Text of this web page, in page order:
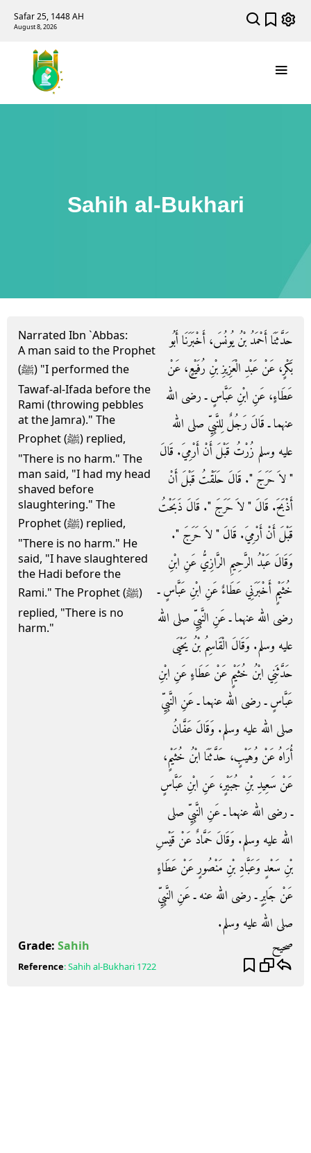
Safar 25, 1448 AH
August 8, 2026
Sahih al-Bukhari
Narrated Ibn `Abbas:
A man said to the Prophet
(ﷺ) "I performed the
Tawaf-al-Ifada before the
Rami (throwing pebbles
at the Jamra)." The
Prophet (ﷺ) replied,
"There is no harm." The
man said, "I had my head
shaved before
slaughtering." The
Prophet (ﷺ) replied,
"There is no harm." He
said, "I have slaughtered
the Hadi before the
Rami." The Prophet (ﷺ)
replied, "There is no
harm."
حَدَّثَنَا أَحْمَدُ بْنُ يُونُسَ، أَخْبَرَنَا أَبُو
بَكْرٍ، عَنْ عَبْدِ الْعَزِيزِ بْنِ رُفَيْعٍ، عَنْ
عَطَاءٍ، عَنِ ابْنِ عَبَّاسٍ ـ رضى الله
عنهما ـ قَالَ رَجُلٌ لِلنَّبِيِّ صلى الله
عليه وسلم زُرْتُ قَبْلَ أَنْ أَرْمِيَ‏.‏ قَالَ
‏"‏ لاَ حَرَجَ ‏"‏‏.‏ قَالَ حَلَقْتُ قَبْلَ أَنْ
أَذْبَحَ‏.‏ قَالَ ‏"‏ لاَ حَرَجَ ‏"‏‏.‏ قَالَ ذَبَحْتُ
قَبْلَ أَنْ أَرْمِيَ‏.‏ قَالَ ‏"‏ لاَ حَرَجَ ‏"‏‏.‏
وَقَالَ عَبْدُ الرَّحِيمِ الرَّازِيُّ عَنِ ابْنِ
خُثَيْمٍ أَخْبَرَنِي عَطَاءٌ عَنِ ابْنِ عَبَّاسٍ ـ
رضى الله عنهما ـ عَنِ النَّبِيِّ صلى الله
عليه وسلم‏.‏ وَقَالَ الْقَاسِمُ بْنُ يَحْيَى
حَدَّثَنِي ابْنُ خُثَيْمٍ عَنْ عَطَاءٍ عَنِ ابْنِ
عَبَّاسٍ ـ رضى الله عنهما ـ عَنِ النَّبِيِّ
صلى الله عليه وسلم‏.‏ وَقَالَ عَفَّانُ
أُرَاهُ عَنْ وُهَيْبٍ، حَدَّثَنَا ابْنُ خُثَيْمٍ،
عَنْ سَعِيدِ بْنِ جُبَيْرٍ، عَنِ ابْنِ عَبَّاسٍ
ـ رضى الله عنهما ـ عَنِ النَّبِيِّ صلى
الله عليه وسلم‏.‏ وَقَالَ حَمَّادٌ عَنْ قَيْسِ
بْنِ سَعْدٍ وَعَبَّادِ بْنِ مَنْصُورٍ عَنْ عَطَاءٍ
عَنْ جَابِرٍ ـ رضى الله عنه ـ عَنِ النَّبِيِّ
صلى الله عليه وسلم‏.‏
Grade: Sahih صحيح
Reference:Sahih al-Bukhari 1722